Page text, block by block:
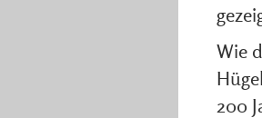
Wie
200